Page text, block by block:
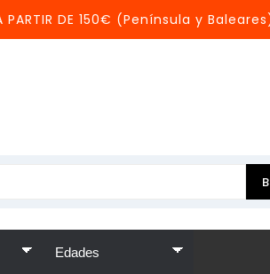
PARTIR DE 150€ (Península y